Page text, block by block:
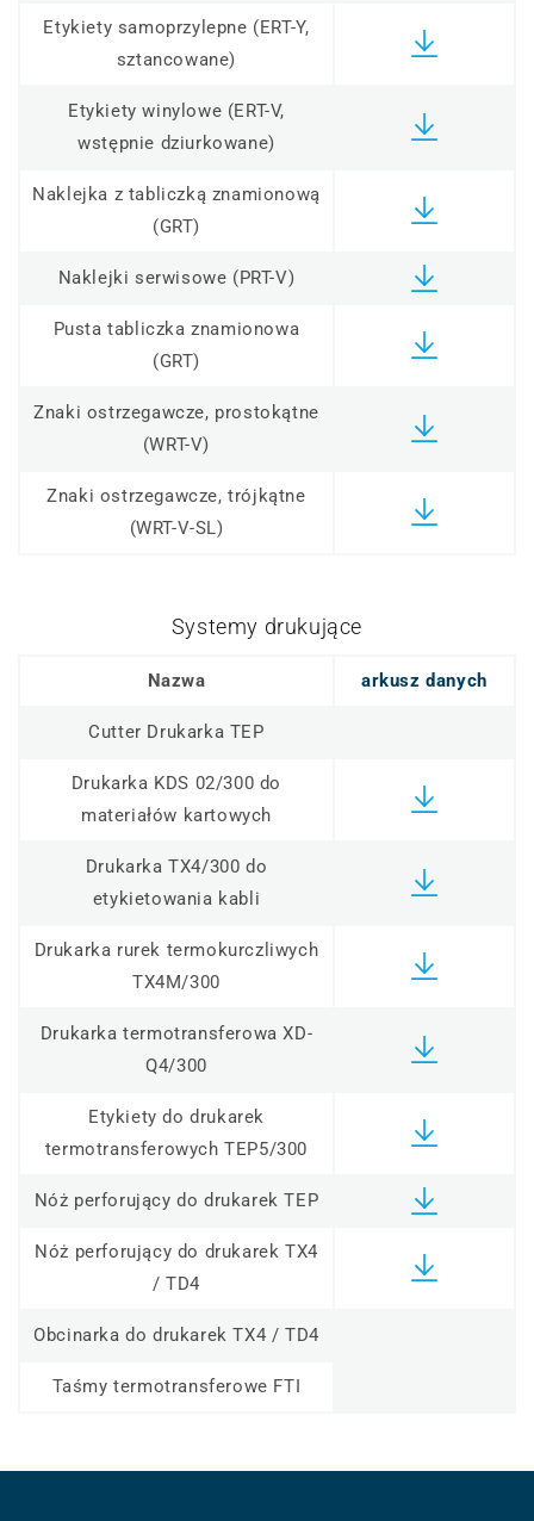
Etykiety samoprzylepne (ERT-Y,
sztancowane)
Etykiety winylowe (ERT-V,
wstępnie dziurkowane)
Naklejka z tabliczką znamionową
(GRT)
Naklejki serwisowe (PRT-V)
Pusta tabliczka znamionowa
(GRT)
Znaki ostrzegawcze, prostokątne
(WRT-V)
Znaki ostrzegawcze, trójkątne
(WRT-V-SL)
Systemy drukujące
Nazwa arkusz danych
Cutter Drukarka TEP
Drukarka KDS 02/300 do
materiałów kartowych
Drukarka TX4/300 do
etykietowania kabli
Drukarka rurek termokurczliwych
TX4M/300
Drukarka termotransferowa XD-
Q4/300
Etykiety do drukarek
termotransferowych TEP5/300
Nóż perforujący do drukarek TEP
Nóż perforujący do drukarek TX4
/ TD4
Obcinarka do drukarek TX4 / TD4
Taśmy termotransferowe FTI